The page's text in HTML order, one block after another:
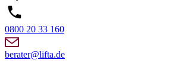
0800 20 33 160
berater@lifta.de